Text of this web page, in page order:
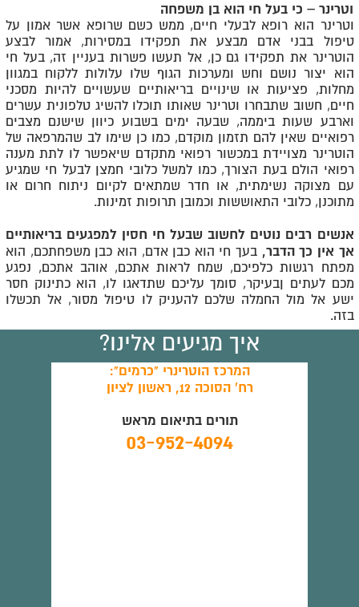
וטרינר – כי בעל חי הוא בן משפחה
וטרינר הוא רופא לבעלי חיים, ממש כשם שרופא אשר אמון על
טיפול בבני אדם מבצע את תפקידו במסירות, אמור לבצע
הוטרינר את תפקידו גם כן, אל תעשו פשרות בעניין זה, בעל חי
הוא יצור נושם וחש ומערכות הגוף שלו עלולות ללקוח במגוון
מחלות, פציעות או שינויים בריאותיים שעשויים להיות מסכני
חיים, חשוב שתבחרו וטרינר שאותו תוכלו להשיג טלפונית עשרים
וארבע שעות ביממה, שבעה ימים בשבוע כיוון שישנם מצבים
רפואיים שאין להם תזמון מוקדם, כמו כן שימו לב שהמרפאה של
הוטרינר מצויידת במכשור רפואי מתקדם שיאפשר לו לתת מענה
רפואי הולם בעת הצורך, כמו למשל כלובי חמצן לבעל חי שמגיע
עם מצוקה נשימתית, או חדר שמתאים לקיום ניתוח חרום או
מתוכנן, כלובי התאוששות וכמובן תרופות זמינות.
אנשים רבים נוטים לחשוב שבעל חי חסין למפגעים בריאותיים
אך אין כך הדבר, בעך חי הוא כבן אדם, הוא כבן משפחתכם, הוא
מפתח רגשות כלפיכם, שמח לראות אתכם, אוהב אתכם, נפגע
מכם לעתים ןבעיקר, סומך עליכם שתדאגו לו, הוא כתינוק חסר
ישע אל מול החמלה שלכם להעניק לו טיפול מסור, אל תכשלו
בזה.
איך מגיעים אלינו?
המרכז הוטרינרי "כרמים":
רח' הסוכה 12, ראשון לציון
תורים בתיאום מראש
03-952-4094